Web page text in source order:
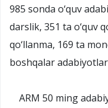
985 sonda o‘quv
darslik, 351 ta o‘quv
qo‘llanma, 169 ta
boshqalar
ARM 50 ming